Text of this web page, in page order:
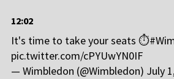
12:02
It's time to take your seats ⏱️
pic.twitter.com/cPYUwYN0IF
— Wimbledon (@Wimbledon) July